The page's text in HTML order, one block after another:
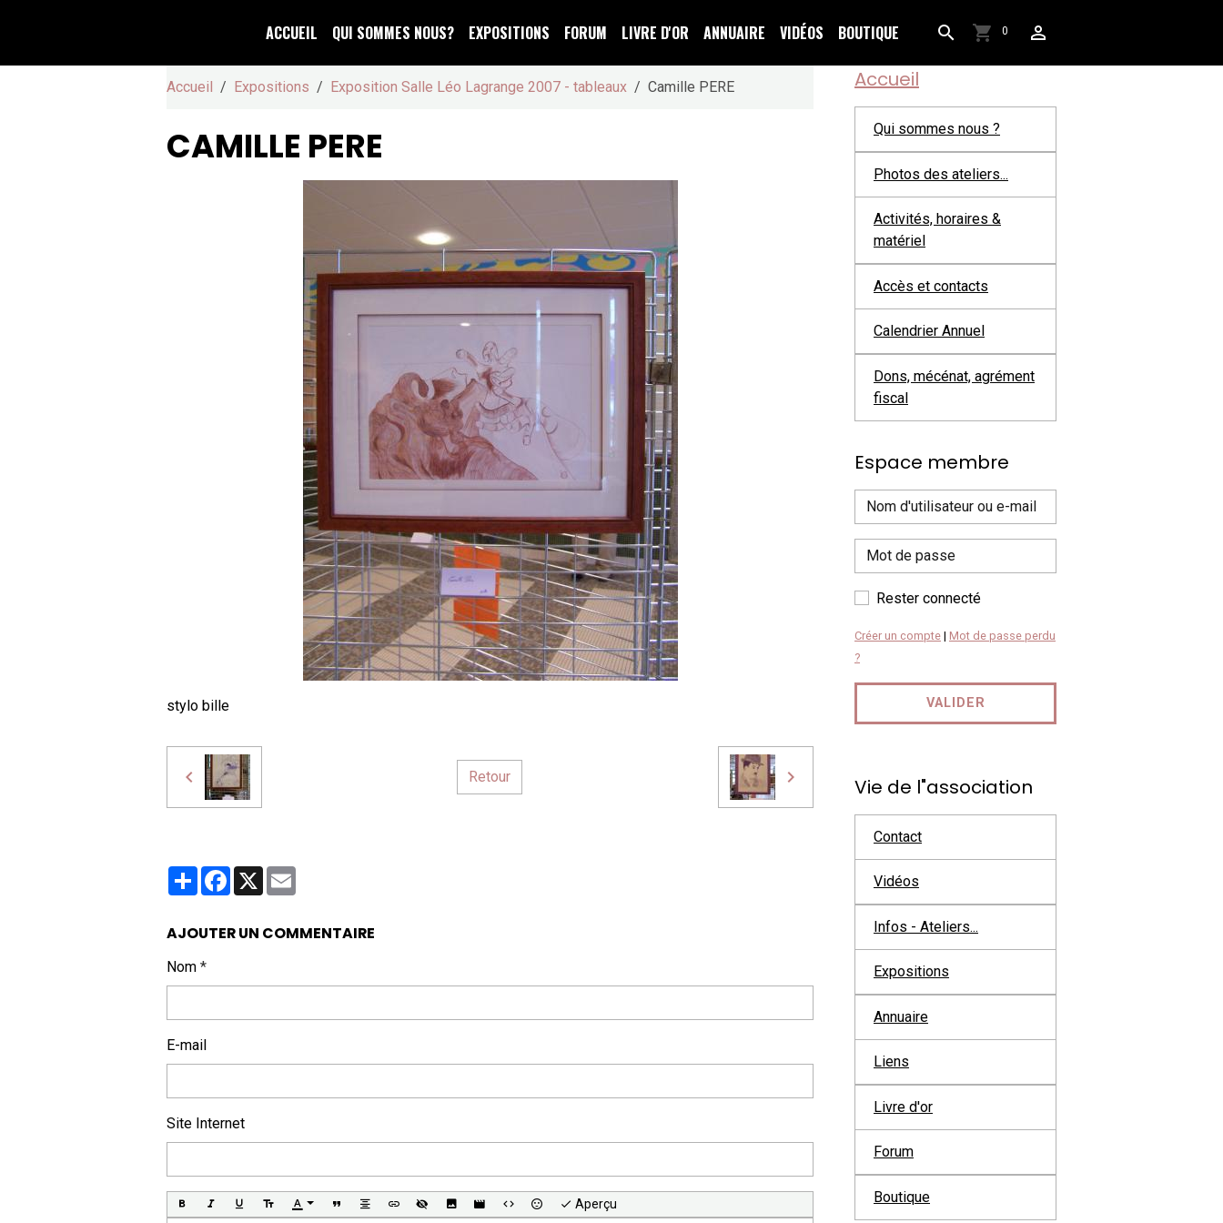
ACCUEIL QUI SOMMES NOUS? EXPOSITIONS FORUM LIVRE D'OR ANNUAIRE VIDÉOS BOUTIQUE 0
Accueil Expositions Exposition Salle Léo Lagrange 2007 - tableaux Camille PERE
CAMILLE PERE
stylo bille
Retour
PartagerFacebook
X
AJOUTER UN COMMENTAIRE
Nom
E-mail
Site Internet
Aperçu
Accueil
Qui sommes nous ?
Photos des ateliers...
Activités, horaires &
matériel
Accès et contacts
Calendrier Annuel
Dons, mécénat, agrément
fiscal
Espace membre
Rester connecté
Créer un compte | Mot de passe perdu
?
VALIDER
Vie de l"association
Contact
Vidéos
Infos - Ateliers...
Expositions
Annuaire
Liens
Livre d'or
Forum
Boutique